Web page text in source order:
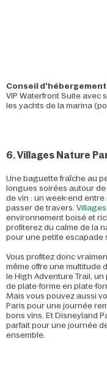
Conseil d'hébergement
VIP Waterfront Suite avec
les yachts de la marina
6. Villages Nature
Une baguette fraîche au
longues soirées autour
de vin : un week-end
passer de travers.
environnement boisé et
profiterez du calme de la
pour une petite escapade
Vous profitez donc
même offre une multitude
le High Adventure Trail,
de plate-forme en plate-
Mais vous pouvez aussi
Paris pour une journée
bons vins. Et Disneyland
parfait pour une journée
ensemble.